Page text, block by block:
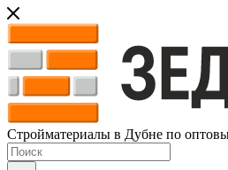
Стройматериалы в Дубне по